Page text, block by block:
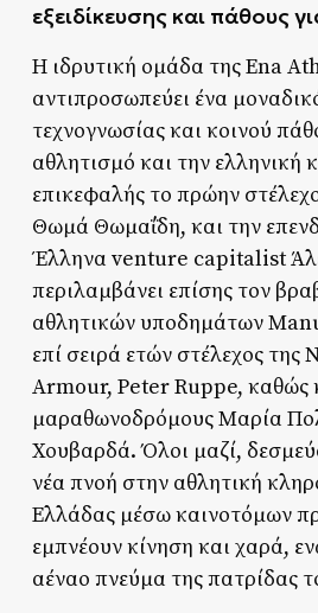
εξειδίκευσης και πάθους
Η ιδρυτική ομάδα της Ena
αντιπροσωπεύει ένα
τεχνογνωσίας και κοινού
αθλητισμό και την ελληνική
επικεφαλής το πρώην
Θωμά Θωμαΐδη, και την
Έλληνα venture capitalist
περιλαμβάνει επίσης τον
αθλητικών υποδημάτων
επί σειρά ετών στέλεχος της
Armour, Peter Ruppe, καθώς
μαραθωνοδρόμους Μαρία
Χουβαρδά. Όλοι μαζί,
νέα πνοή στην αθλητική
Ελλάδας μέσω καινοτόμων
εμπνέουν κίνηση και χαρά,
αέναο πνεύμα της πατρίδας